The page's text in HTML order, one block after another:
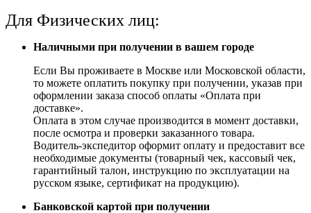
Для Физических лиц:
Наличными при получении в вашем городе
Если Вы проживаете в Москве или Московской области,
то можете оплатить покупку при получении, указав при
оформлении заказа способ оплаты «Оплата при
доставке».
Оплата в этом случае производится в момент доставки,
после осмотра и проверки заказанного товара.
Водитель-экспедитор оформит оплату и предоставит все
необходимые документы (товарный чек, кассовый чек,
гарантийный талон, инструкцию по эксплуатации на
русском языке, сертификат на продукцию).
Банковской картой при получении